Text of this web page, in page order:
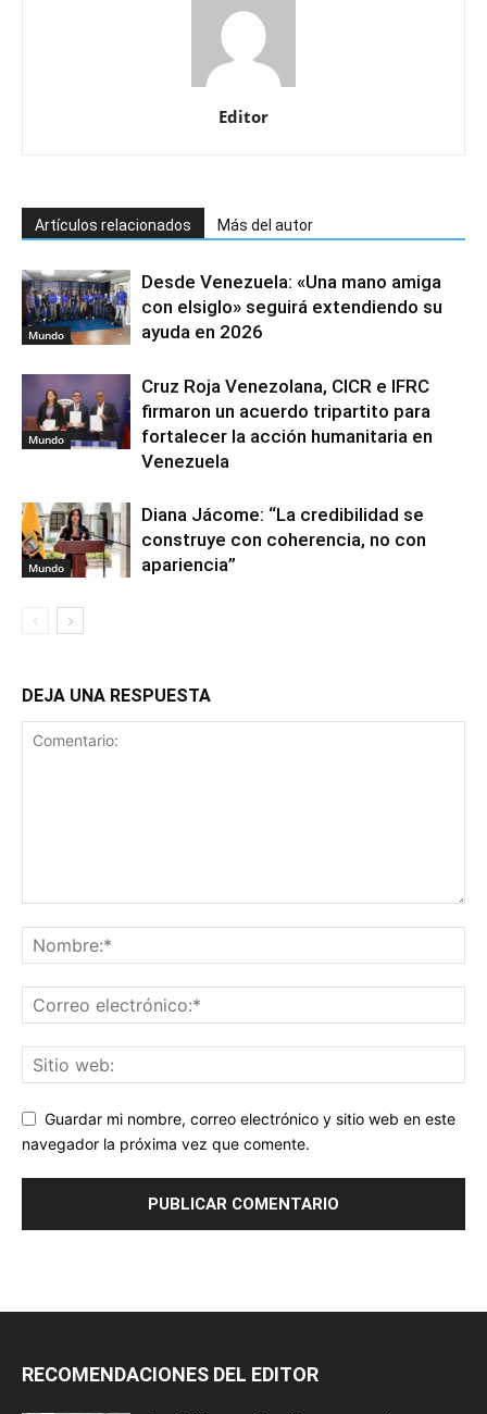
Editor
Artículos relacionados Más del autor
Mundo
Desde Venezuela: «Una mano amiga
con elsiglo» seguirá extendiendo su
ayuda en 2026
Mundo
Cruz Roja Venezolana, CICR e IFRC
firmaron un acuerdo tripartito para
fortalecer la acción humanitaria en
Venezuela
Mundo
Diana Jácome: “La credibilidad se
construye con coherencia, no con
apariencia”
DEJA UNA RESPUESTA
Guardar mi nombre, correo electrónico y sitio web en este
navegador la próxima vez que comente.
RECOMENDACIONES DEL EDITOR